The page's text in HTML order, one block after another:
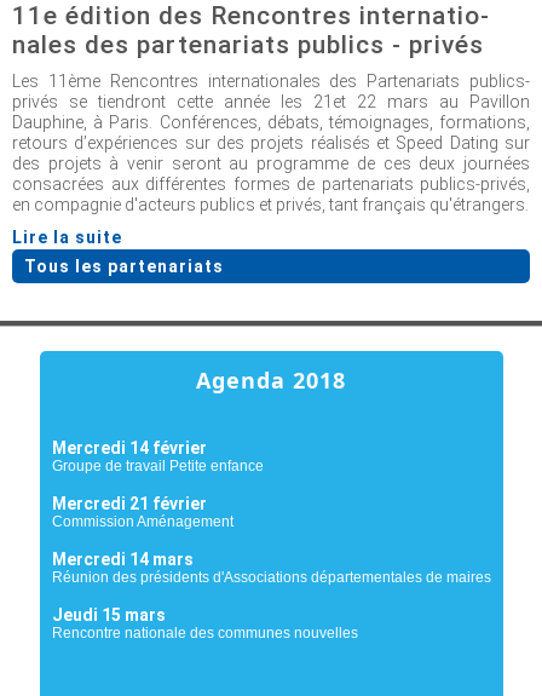
11e édition des Rencontres internatio-
nales des partenariats publics - privés
Les 11ème Rencontres internationales des Partenariats publics-
privés se tiendront cette année les 21et 22 mars au Pavillon
Dauphine, à Paris. Conférences, débats, témoignages, formations,
retours d’expériences sur des projets réalisés et Speed Dating sur
des projets à venir seront au programme de ces deux journées
consacrées aux différentes formes de partenariats publics-privés,
en compagnie d'acteurs publics et privés, tant français qu'étrangers.
Lire la suite
Tous les partenariats
Agenda 2018
Mercredi 14 février
Groupe de travail Petite enfance
Mercredi 21 février
Commission Aménagement
Mercredi 14 mars
Réunion des présidents d'Associations départementales de maires
Jeudi 15 mars
Rencontre nationale des communes nouvelles